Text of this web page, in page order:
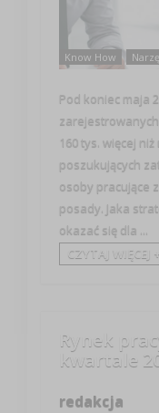
Know How
Pod koniec maja
160 tys. więcej
poszukujących
osoby pracujące
posady. Jaka
okazać się dla ...
CZYTAJ WIĘCEJ +
Rynek
kwartale
redakcja